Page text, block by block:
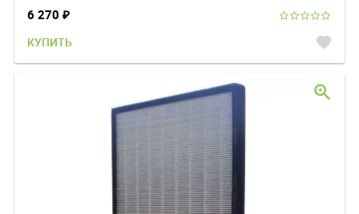
6 270 ₽
КУПИТЬ favorite
zoom_in